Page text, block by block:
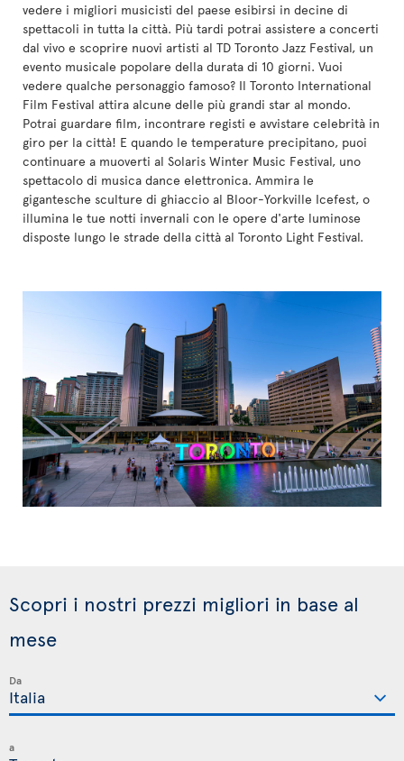
vedere i migliori musicisti del paese esibirsi in decine di
spettacoli in tutta la città. Più tardi potrai assistere a concerti
dal vivo e scoprire nuovi artisti al TD Toronto Jazz Festival, un
evento musicale popolare della durata di 10 giorni. Vuoi
vedere qualche personaggio famoso? Il Toronto International
Film Festival attira alcune delle più grandi star al mondo.
Potrai guardare film, incontrare registi e avvistare celebrità in
giro per la città! E quando le temperature precipitano, puoi
continuare a muoverti al Solaris Winter Music Festival, uno
spettacolo di musica dance elettronica. Ammira le
gigantesche sculture di ghiaccio al Bloor-Yorkville Icefest, o
illumina le tue notti invernali con le opere d'arte luminose
disposte lungo le strade della città al Toronto Light Festival.
Scopri i nostri prezzi migliori in base al
mese
Da
a